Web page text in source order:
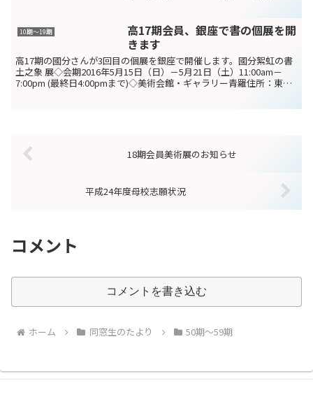
19 0422-22-66...
10期〜19期
高17期会員、銀座で書の個展を開
きます
高17期の國分さんが3回目の個展を銀座で開催します。國分絮虹の書
土之象 展◇会期2016年5月15日（日）－5月21日（土）11:00am－
7:00pm (最終日4:00pmまで)◇美術会館・ギャラリー青羅住所：東京
18期会員美術展のお知らせ
平成24年度母校志願状況
コメント
コメントを書き込む
ホーム 同窓生のたより 50期～59期